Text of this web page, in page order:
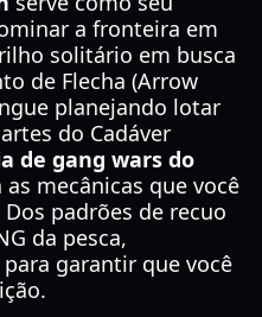
a fronteira em
solitário em busca
de Flecha (Arrow
planejando lotar
do Cadáver
de gang wars do
as mecânicas que você
padrões de recuo
da pesca,
garantir que você